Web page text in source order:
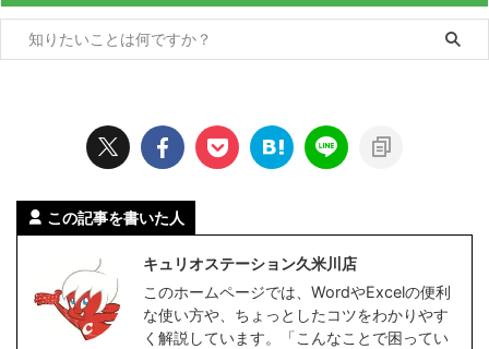
この記事を書いた人
キュリオステーション久米川店
このホームページでは、WordやExcelの便利
な使い方や、ちょっとしたコツをわかりやす
く解説しています。「こんなことで困ってい